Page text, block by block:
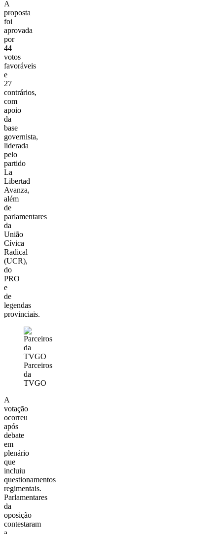
A
proposta
foi
aprovada
por
44
votos
favoráveis
e
27
contrários,
com
apoio
da
base
governista,
liderada
pelo
partido
La
Libertad
Avanza,
além
de
parlamentares
da
União
Cívica
Radical
(UCR),
do
PRO
e
de
legendas
provinciais.
Parceiros
da
TVGO
A
votação
ocorreu
após
debate
em
plenário
que
incluiu
questionamentos
regimentais.
Parlamentares
da
oposição
contestaram